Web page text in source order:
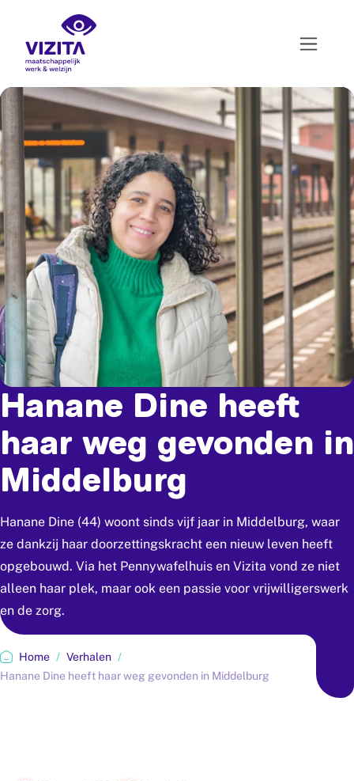
Hanane Dine heeft
haar weg gevonden in
Middelburg
Hanane Dine (44) woont sinds vijf jaar in Middelburg, waar
ze dankzij haar doorzettingskracht een nieuw leven heeft
opgebouwd. Via het Pennywafelhuis en Vizita vond ze niet
alleen haar plek, maar ook een passie voor vrijwilligerswerk
en de zorg.
Home / Verhalen /
Hanane Dine heeft haar weg gevonden in Middelburg